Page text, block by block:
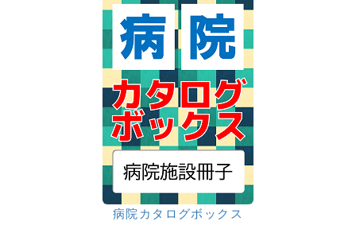
病院カタログボックス